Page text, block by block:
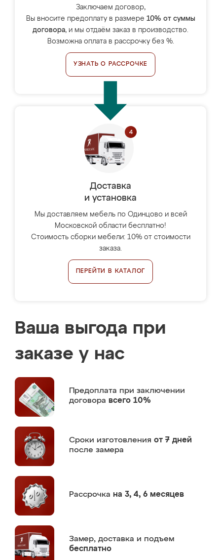
Заключаем договор,
Вы вносите предоплату в размере 10% от суммы
договора, и мы отдаём заказ в производство.
Возможна оплата в рассрочку без %.
УЗНАТЬ О РАССРОЧКЕ
Доставка
и установка
Мы доставляем мебель по Одинцово и всей
Московской области бесплатно!
Стоимость сборки мебели: 10% от стоимости
заказа.
ПЕРЕЙТИ В КАТАЛОГ
Ваша выгода при
заказе у нас
Предоплата при заключении
договора всего 10%
Сроки изготовления от 7 дней
после замера
Рассрочка на 3, 4, 6 месяцев
Замер, доставка и подъем
бесплатно